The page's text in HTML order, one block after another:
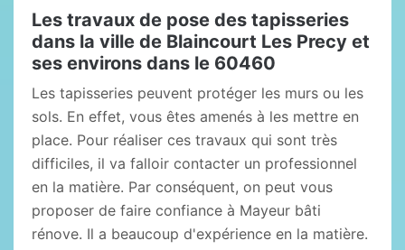
Les travaux de pose des tapisseries
dans la ville de Blaincourt Les Precy et
ses environs dans le 60460
Les tapisseries peuvent protéger les murs ou les
sols. En effet, vous êtes amenés à les mettre en
place. Pour réaliser ces travaux qui sont très
difficiles, il va falloir contacter un professionnel
en la matière. Par conséquent, on peut vous
proposer de faire confiance à Mayeur bâti
rénove. Il a beaucoup d'expérience en la matière.